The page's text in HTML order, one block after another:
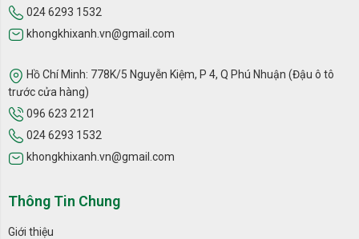
024 6293 1532
khongkhixanh.vn@gmail.com
Hồ Chí Minh: 778K/5 Nguyễn Kiệm, P 4, Q Phú Nhuận (Đậu ô tô
trước cửa hàng)
096 623 2121
024 6293 1532
khongkhixanh.vn@gmail.com
Thông Tin Chung
Giới thiệu